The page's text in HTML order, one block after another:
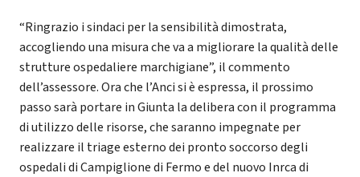
“Ringrazio i sindaci per la sensibilità dimostrata,
accogliendo una misura che va a migliorare la qualità delle
strutture ospedaliere marchigiane”, il commento
dell’assessore. Ora che l’Anci si è espressa, il prossimo
passo sarà portare in Giunta la delibera con il programma
di utilizzo delle risorse, che saranno impegnate per
realizzare il triage esterno dei pronto soccorso degli
ospedali di Campiglione di Fermo e del nuovo Inrca di